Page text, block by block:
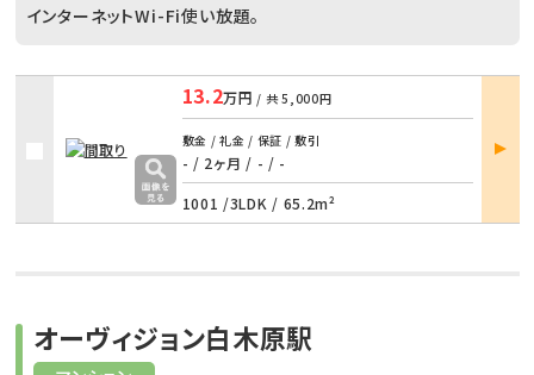
インターネットWi-Fi使い放題。
13.2万円 / 共5,000円
敷金 / 礼金 / 保証 / 敷引
- / 2ヶ月 / - / -
1001 /3LDK / 65.2m²
部屋
詳細
オーヴィジョン白木原駅